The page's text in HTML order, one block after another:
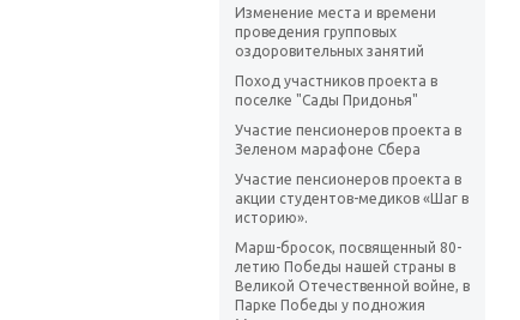
Изменение места и времени
проведения групповых
оздоровительных занятий
Поход участников проекта в
поселке "Сады Придонья"
Участие пенсионеров проекта в
Зеленом марафоне Сбера
Участие пенсионеров проекта в
акции студентов-медиков «Шаг в
историю».
Марш-бросок, посвященный 80-
летию Победы нашей страны в
Великой Отечественной войне, в
Парке Победы у подножия